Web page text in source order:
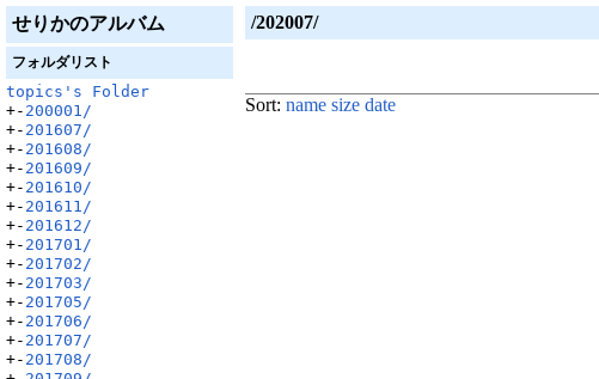
せりかのアルバム
フォルダリスト
topics's Folder
+- 200001/
+- 201607/
+- 201608/
+- 201609/
+- 201610/
+- 201611/
+- 201612/
+- 201701/
+- 201702/
+- 201703/
+- 201705/
+- 201706/
+- 201707/
+- 201708/
/202007/
Sort: name size date